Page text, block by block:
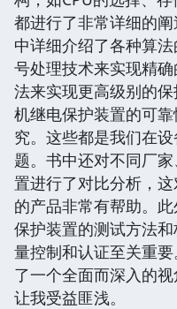
都进行了非常详细的
中详细介绍了各种算
号处理技术来实现精
法来实现更高级别的
机继电保护装置的可
究。这些都是我们在
题。书中还对不同厂
置进行了对比分析，
的产品非常有帮助。
保护装置的测试方法
量控制和认证至关重
了一个全面而深入的
让我受益匪浅。